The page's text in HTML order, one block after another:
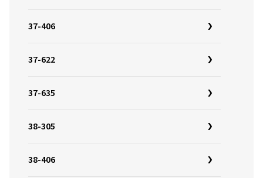
37-406
37-622
37-635
38-305
38-406